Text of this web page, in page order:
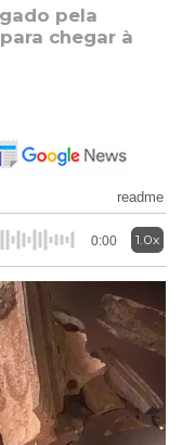
pela
chegar à
readme
0:00 1.0x